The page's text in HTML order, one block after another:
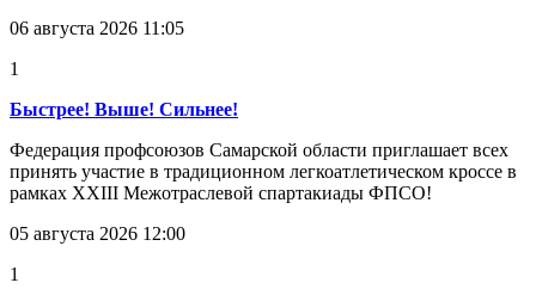
06 августа 2026 11:05
1
Быстрее! Выше! Сильнее!
Федерация профсоюзов Самарской области приглашает всех
принять участие в традиционном легкоатлетическом кроссе в
рамках XXIII Межотраслевой спартакиады ФПСО!
05 августа 2026 12:00
1